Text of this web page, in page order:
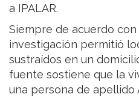
a IPALAR.
Siempre de acuerdo con
investigación permitió
sustraídos en un
fuente sostiene que la
una persona de apellido